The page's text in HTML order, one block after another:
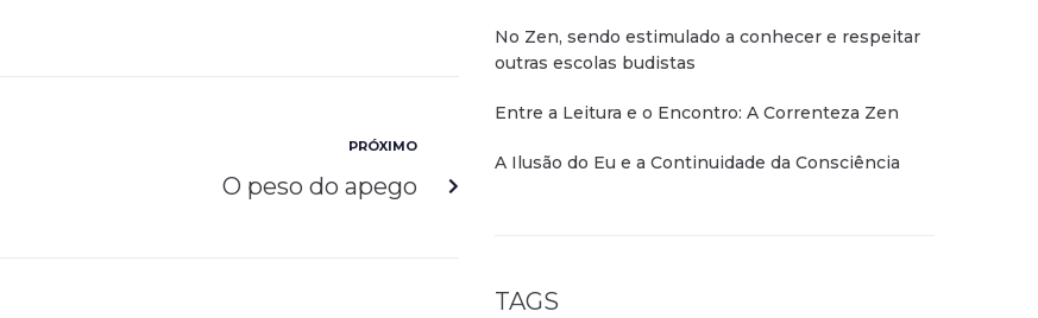
PRÓXIMO
O peso do apego
No Zen, sendo estimulado a conhecer e respeitar
outras escolas budistas
Entre a Leitura e o Encontro: A Correnteza Zen
A Ilusão do Eu e a Continuidade da Consciência
TAGS